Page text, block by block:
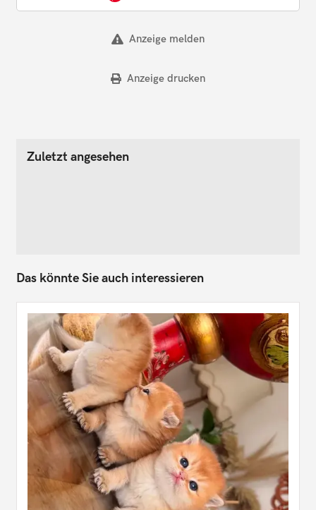
Anzeige melden
Anzeige drucken
Zuletzt angesehen
Das könnte Sie auch interessieren